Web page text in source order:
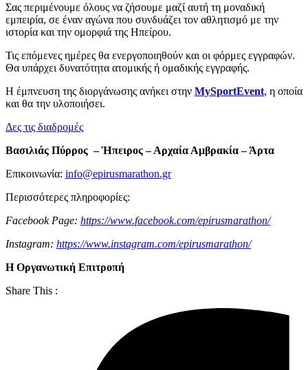
Σας περιμένουμε όλους να ζήσουμε μαζί αυτή τη μοναδική
εμπειρία, σε έναν αγώνα που συνδυάζει τον αθλητισμό με την
ιστορία και την ομορφιά της Ηπείρου.
Τις επόμενες ημέρες θα ενεργοποιηθούν και οι φόρμες εγγραφών.
Θα υπάρχει δυνατότητα ατομικής ή ομαδικής εγγραφής.
Η έμπνευση της διοργάνωσης ανήκει στην MySportEvent, η οποία
και θα την υλοποιήσει.
Δες τις διαδρομές
Βασιλιάς Πύρρος – Ήπειρος – Αρχαία Αμβρακία – Άρτα
Επικοινωνία: info@epirusmarathon.gr
Περισσότερες πληροφορίες:
Facebook Page: https://www.facebook.com/epirusmarathon/
Instagram: https://www.instagram.com/epirusmarathon/
Η Οργανωτική Επιτροπή
Share This :